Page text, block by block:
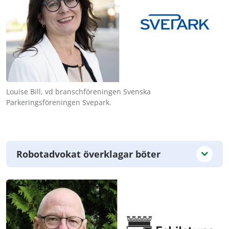
Louise Bill, vd branschföreningen Svenska
Parkeringsföreningen Svepark.
Robotadvokat överklagar böter